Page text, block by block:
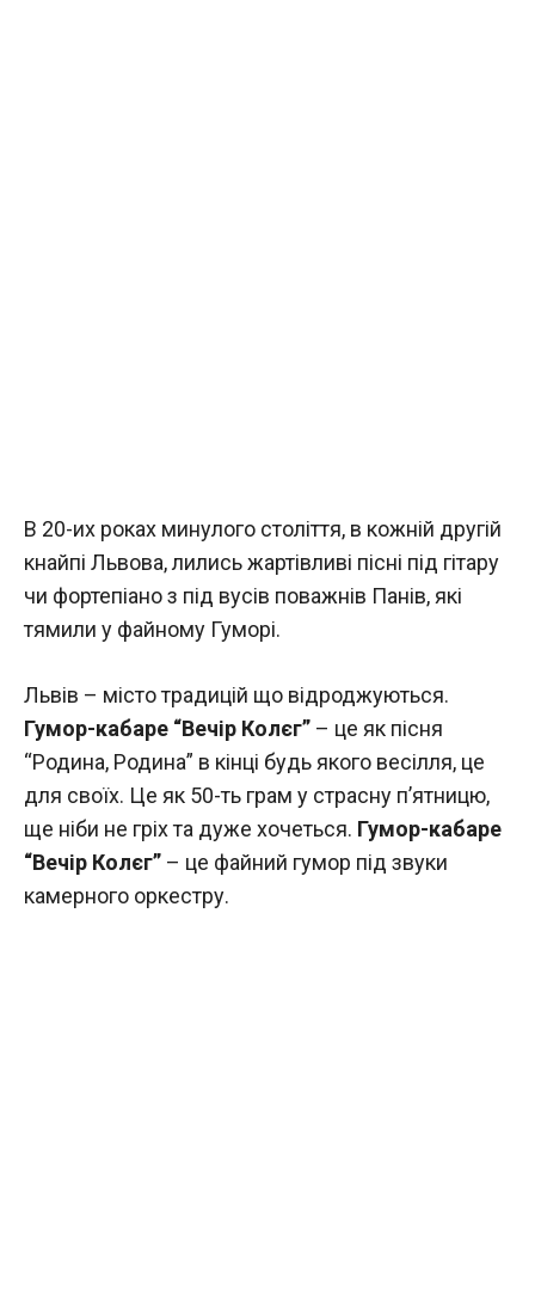
В 20-их роках минулого століття, в кожній другій
кнайпі Львова, лились жартівливі пісні під гітару
чи фортепіано з під вусів поважнів Панів, які
тямили у файному Гуморі.
Львів – місто традицій що відроджуються.
Гумор-кабаре “Вечір Колєг” – це як пісня
“Родина, Родина” в кінці будь якого весілля, це
для своїх. Це як 50-ть грам у страсну п’ятницю,
ще ніби не гріх та дуже хочеться. Гумор-кабаре
“Вечір Колєг” – це файний гумор під звуки
камерного оркестру.